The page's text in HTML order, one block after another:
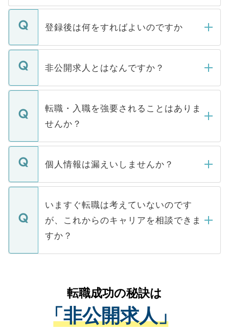
登録後は何をすればよいのですか
ご登録いただきましたら、弊社担当者がご
登録内容を確認し、その後メールもしくは
ます。通常、5営業日以内にはご連絡をせて
いただきますので、しばらくお待ちくださ
非公開求人とはなんですか？
マイナビDOCTORで取り扱っている求人の
うち約3割は、Webサイトからご覧いただ
けない「非公開求人」です。非公開求人は
下記の理由によって、一般には公開してい
ません。
■応募殺到を避けるため 人気のある医療機
関を公にしてしまうと、応募が殺到する場
に、医療機関が求める条件に合った人材の
みを人材紹介会社に依頼するケースが増え
ています。
転職・入職を強要されることはありま
せんか？
転職・入職を強要することは一切ありませ
ん。また、仮に応募先から内定をいただい
定を承諾する必要はありません。内定先へ
の辞退の連絡はキャリアパートナーが行い
個人情報は漏えいしませんか？
個人情報が漏えいすることはありませんの
で、ご安心ください。当サイトからの登録
などで収集したご登録者様の個人情報は、
ご本人のキャリアアップおよび転職活動の
支援を目的に使用いたします。お預かりし
ているすべての個人データはご本人の許可
は、個人情報の取り扱いについての厳密な
管理基準を満たした事業者のみに付与され
る、プライバシーマークを取得済みです。
いますぐ転職は考えていないのです
が、これからのキャリアを相談できま
すか？
かがいして、現在の医療機関の状況や紹介
経験をまじえながら、適切なアドバイスを
させていただきます。すぐにご転職をされ
ない方には、長期的なサポートが可能です
転職成功の秘訣は
「非公開求人」